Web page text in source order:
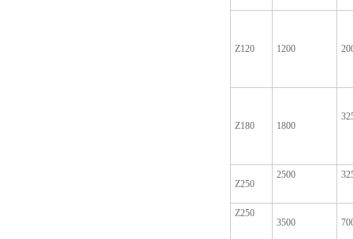
Z120 1200
Z180 1800
Z250
2500
Z250
3500